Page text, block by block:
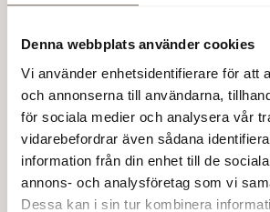
Denna webbplats använder cookies
Vi använder enhetsidentifierare för att
och annonserna till användarna,
för sociala medier och analysera vår
vidarebefordrar även sådana
information från din enhet till de
annons- och analysföretag som vi
Dessa kan i sin tur kombinera
ABGSC Nordic
Opportunities,
28 - 29 Nov 2019